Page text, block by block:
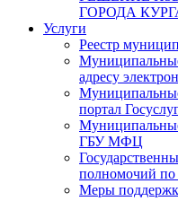
ГОРОДА
Услуги
Реестр
адресу
портал
ГБУ МФЦ
полномочий по
Меры